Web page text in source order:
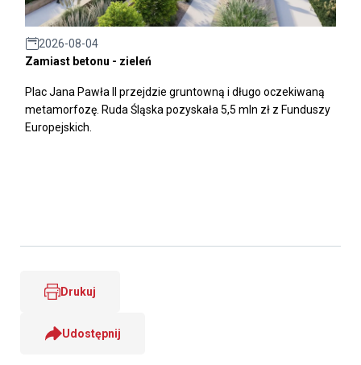
2026-08-04
Zamiast betonu - zieleń
Plac Jana Pawła II przejdzie gruntowną i długo oczekiwaną
metamorfozę. Ruda Śląska pozyskała 5,5 mln zł z Funduszy
Europejskich.
Drukuj
Udostępnij